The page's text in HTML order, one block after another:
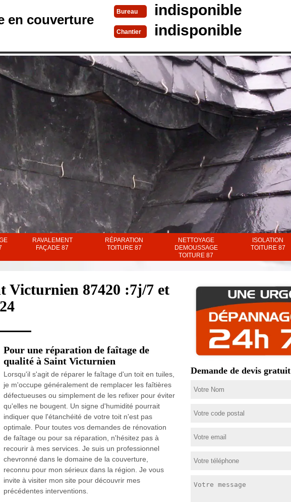
en couverture
Bureau indisponible
Chantier indisponible
RAVALEMENT
FAÇADE 87
RÉPARATION
TOITURE 87
NETTOYAGE
DEMOUSSAGE
TOITURE 87
ISOLATION
TOITURE 87
Victurnien 87420 :7j/7 et
Pour une réparation de faîtage de
qualité à Saint Victurnien
Lorsqu'il s'agit de réparer le faîtage d'un toit en tuiles,
je m'occupe généralement de remplacer les faîtières
défectueuses ou simplement de les refixer pour éviter
qu'elles ne bougent. Un signe d'humidité pourrait
indiquer que l'étanchéité de votre toit n'est pas
optimale. Pour toutes vos demandes de rénovation
de faîtage ou pour sa réparation, n'hésitez pas à
recourir à mes services. Je suis un professionnel
chevronné dans le domaine de la couverture,
reconnu pour mon sérieux dans la région. Je vous
invite à visiter mon site pour découvrir mes
précédentes interventions.
Demande de devis gratuit